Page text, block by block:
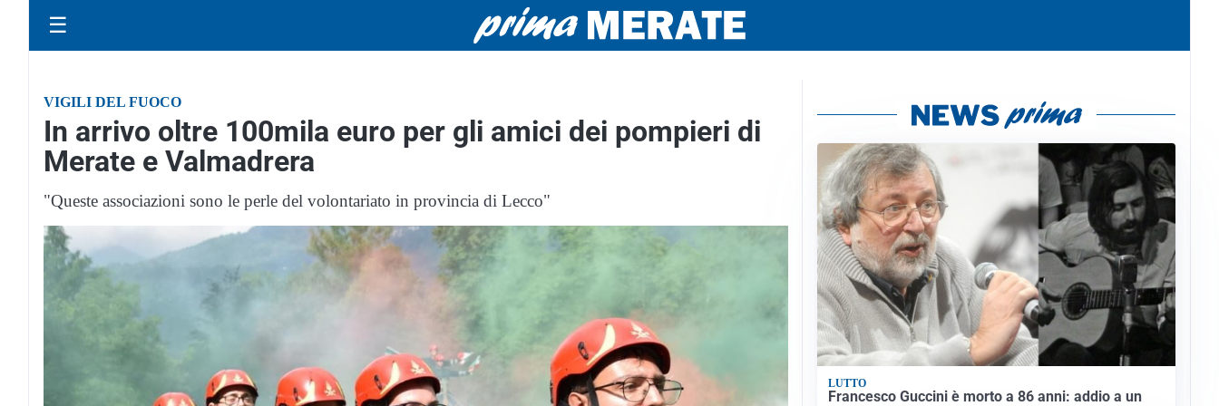
☰
VIGILI DEL FUOCO
In arrivo oltre 100mila euro per gli amici dei pompieri di
Merate e Valmadrera
"Queste associazioni sono le perle del volontariato in provincia di Lecco"
LUTTO
Francesco Guccini è morto a 86 anni: addio a un